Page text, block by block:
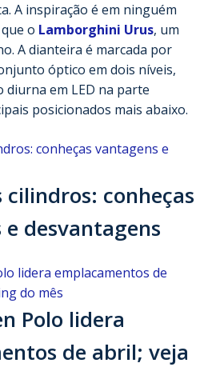
A inspiração é em ninguém
o Lamborghini Urus, um
A dianteira é marcada por
óptico em dois níveis,
diurna em LED na parte
posicionados mais abaixo.
conheças
desvantagens
Polo lidera
de abril; veja